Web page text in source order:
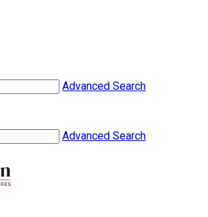
Advanced Search
Advanced Search